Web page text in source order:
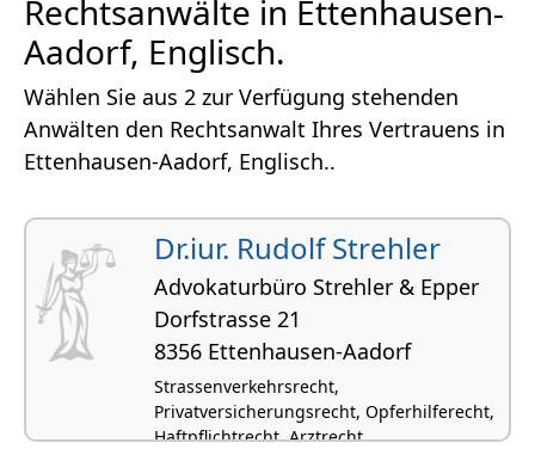
Rechtsanwälte in Ettenhausen-
Aadorf, Englisch.
Wählen Sie aus 2 zur Verfügung stehenden
Anwälten den Rechtsanwalt Ihres Vertrauens in
Ettenhausen-Aadorf, Englisch..
Dr.iur. Rudolf Strehler
Advokaturbüro Strehler & Epper
Dorfstrasse 21
8356 Ettenhausen-Aadorf
Strassenverkehrsrecht,
Privatversicherungsrecht, Opferhilferecht,
Haftpflichtrecht, Arztrecht